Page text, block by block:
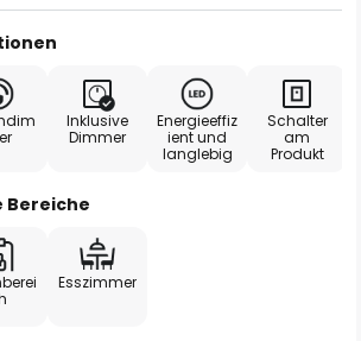
Inklusive
Dimmer
Energieeffiz
ient und
langlebig
Schalter
am
Produkt
Bereiche
Esszimmer